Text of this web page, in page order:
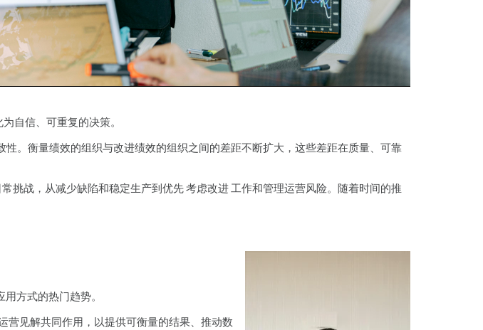
自信、可重复的决策。
。衡量绩效的组织与改进绩效的组织之间的差距不断扩大，这些差距在质量、可靠
战，从减少缺陷和稳定生产到优先 考虑改进 工作和管理运营风险。随着时间的推
方式的热门趋势。
营见解共同作用，以提供可衡量的结果、推动数